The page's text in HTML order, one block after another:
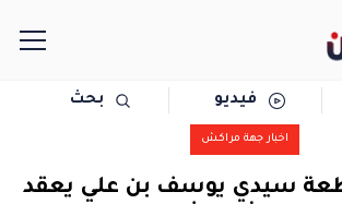
فيديو بحث
اخبار جهة مراكش
سيدي يوسف بن علي يعقد